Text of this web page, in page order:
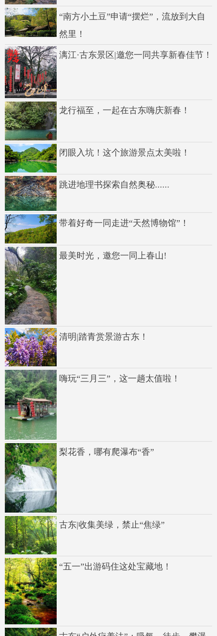
“南方小土豆”申请“摆烂”，流放到大自
然里！
漓江·古东景区|邀您一同共享新春佳节！
龙行福至，一起在古东嗨庆新春！
闭眼入坑！这个旅游景点太美啦！
跳进地理书探索自然奥秘......
带着好奇一同走进“天然博物馆”！
最美时光，邀您一同上春山!
清明|踏青赏景游古东！
嗨玩“三月三”，这一趟太值啦！
梨花香，哪有爬瀑布“香”
古东|收集美绿，禁止“焦绿”
“五一”出游码住这处宝藏地！